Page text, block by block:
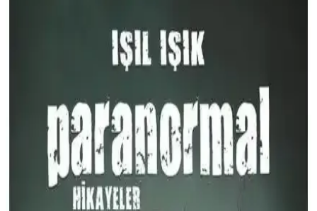
İnsanların merakını cezbeden, korku ve gizem dolu Paranormal
Hikâyeler 2, kısa ve etkileyici öykülerle okuyucuyu gerilim dolu bir
Jennifer L. Armentrout’un Dex Plus Ten ve Ateş
Krallığı Kan ve Kül 2 Romanı: Fantastik ve
Paranormal Hikâyeler
Jennifer L. Armentrout’un Dex Plus Ten ve Ateş Krallığı Kan ve
Kül 2, mitler, tanrılar ve güçlü kadın kahramanlar temasıyla
zenginleştirilmiş, 640 sayfalık fantastik roman. Türkçe yayımlanmış
ve yüksek puan almış bir eser.